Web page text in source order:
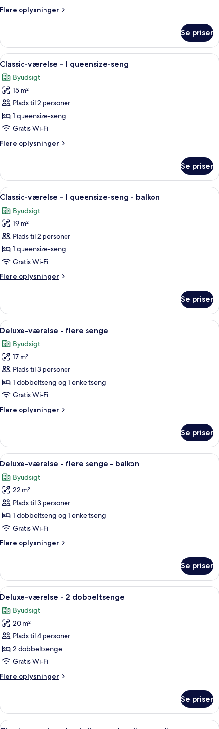
-Flere oplysninger
Flere
værelse
2
-
byudsigt
Se priser
Indlæs
alle
billeder
af
Classic-
værelse
-
queensize-
Et moderne hotelværelse med en
3
Classic-værelse - 1 queensize-seng
Byudsigt
15 m²
Plads til 2 personer
1 queensize-seng
Gratis Wi-Fi
Flere oplysninger
Flere
værelse
1
seng
Se priser
Indlæs
alle
billeder
af
Classic-
værelse
-
queensize-
balkon
Et moderne hotelværelse med en
5
Classic-værelse - 1 queensize-seng - balkon
Byudsigt
19 m²
Plads til 2 personer
1 queensize-seng
Gratis Wi-Fi
Flere oplysninger
Flere
værelse
1
seng
balkon
Se priser
Indlæs
alle
billeder
af
Deluxe-
værelse
-
senge
Et hotelværelse med to senge, et
4
Deluxe-værelse - flere senge
Byudsigt
17 m²
Plads til 3 personer
1 dobbeltseng og 1 enkeltseng
Gratis Wi-Fi
Flere oplysninger
Flere
værelse
flere
Se priser
Indlæs
alle
billeder
af
Deluxe-
værelse
-
senge
Et moderne hotelværelse med to
4
Deluxe-værelse - flere senge - balkon
Byudsigt
22 m²
Plads til 3 personer
1 dobbeltseng og 1 enkeltseng
Gratis Wi-Fi
Flere oplysninger
Flere
værelse
flere
-
balkon
Se priser
Indlæs
alle
billeder
af
Deluxe-
værelse
-
dobbeltsenge
Et hotelværelse med to senge, et
5
Deluxe-værelse - 2 dobbeltsenge
Byudsigt
20 m²
Plads til 4 personer
2 dobbeltsenge
Gratis Wi-Fi
Flere oplysninger
Flere
værelse
Se priser
Indlæs Et moderne hotelværelse med en